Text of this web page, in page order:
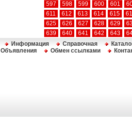
597
598 599 600 601
611
612 613 614 615
625
626 627 628 629
639
640 641 642 643
Информация Справочная
Объявления Обмен ссылками